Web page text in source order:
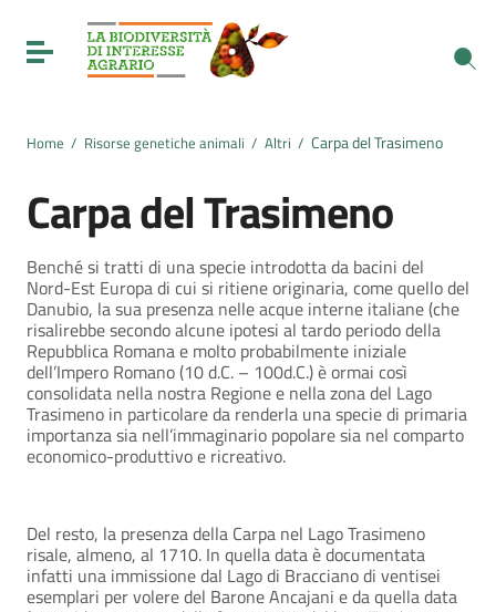
Vai al menu di navigazione
Vai al footer
Toggle navigation
Home / Risorse genetiche animali / Altri / Carpa del Trasimeno
Carpa del Trasimeno
Benché si tratti di una specie introdotta da bacini del
Nord-Est Europa di cui si ritiene originaria, come quello del
Danubio, la sua presenza nelle acque interne italiane (che
risalirebbe secondo alcune ipotesi al tardo periodo della
Repubblica Romana e molto probabilmente iniziale
dell’Impero Romano (10 d.C. – 100d.C.) è ormai così
consolidata nella nostra Regione e nella zona del Lago
Trasimeno in particolare da renderla una specie di primaria
importanza sia nell’immaginario popolare sia nel comparto
economico-produttivo e ricreativo.
Del resto, la presenza della Carpa nel Lago Trasimeno
risale, almeno, al 1710. In quella data è documentata
infatti una immissione dal Lago di Bracciano di ventisei
esemplari per volere del Barone Ancajani e da quella data